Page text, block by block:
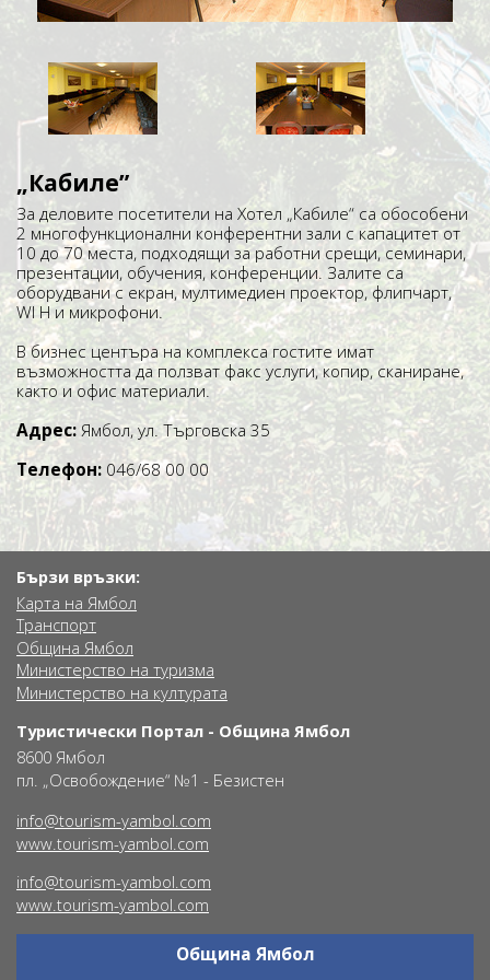
„Кабиле”
За деловите посетители на Хотел „Кабиле“ са обособени
2 многофункционални конферентни зали с капацитет от
10 до 70 места, подходящи за работни срещи, семинари,
презентации, обучения, конференции. Залите са
оборудвани с екран, мултимедиен проектор, флипчарт,
WI Н и микрофони.
В бизнес центъра на комплекса гостите имат
възможността да ползват факс услуги, копир, сканиране,
както и офис материали.
Адрес:Ямбол, ул. Търговска 35
Телефон: 046/68 00 00
Бързи връзки:
Карта на Ямбол
Транспорт
Община Ямбол
Министерство на туризма
Министерство на културата
Туристически Портал - Община Ямбол
8600 Ямбол
пл. „Освобождение“ №1 - Безистен
info@tourism-yambol.com
www.tourism-yambol.com
info@tourism-yambol.com
www.tourism-yambol.com
Община Ямбол